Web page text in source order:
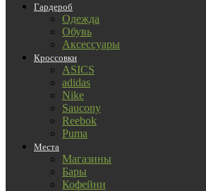
Гардероб
Одежда
Обувь
Аксессуары
Кроссовки
ASICS
adidas
Nike
Saucony
Reebok
Puma
Места
Магазины
Бары
Кофейни